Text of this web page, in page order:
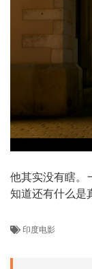
他其实没有瞎。
知道还有什么是
印度电影